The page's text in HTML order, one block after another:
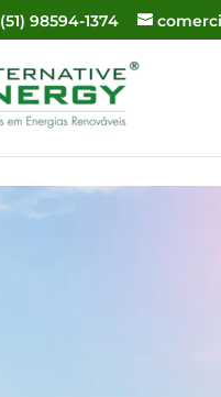
(51) 98594-1374